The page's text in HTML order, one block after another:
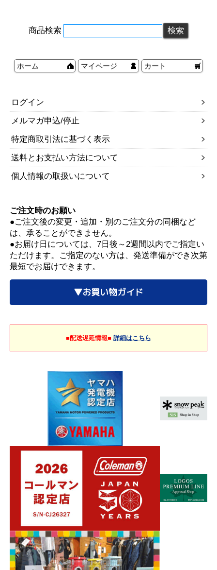
商品検索
ホーム マイページ カート
ログイン
メルマガ申込/停止
特定商取引法に基づく表示
送料とお支払い方法について
個人情報の取扱いについて
ご注文時のお願い
●ご注文後の変更・追加・別のご注文分の同梱など
は、承ることができません。
●お届け日については、7日後～2週間以内でご指定い
ただけます。ご指定のない方は、発送準備ができ次第
最短でお届けできます。
▼お買い物ガイド
■配送遅延情報■ 詳細はこちら